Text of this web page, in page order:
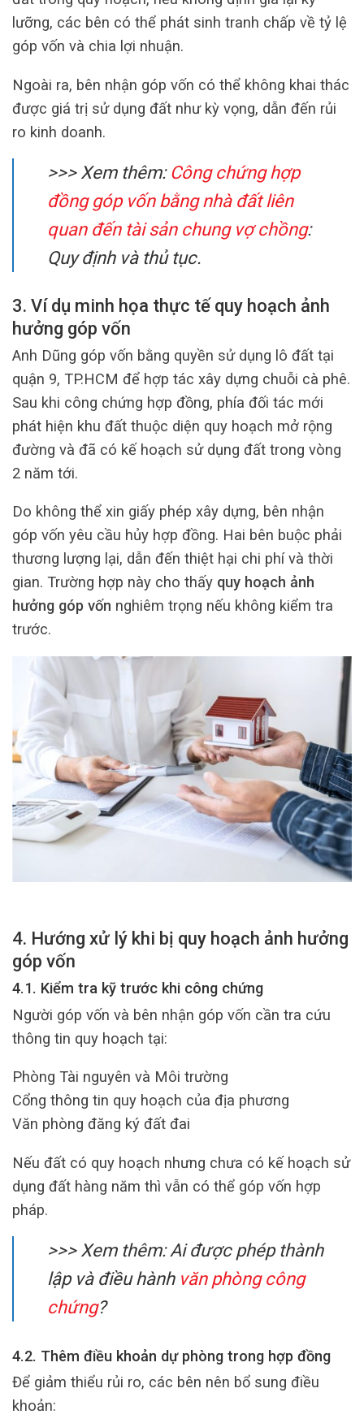
lưỡng, các bên có thể phát sinh tranh chấp về tỷ lệ
góp vốn và chia lợi nhuận.
Ngoài ra, bên nhận góp vốn có thể không khai thác
được giá trị sử dụng đất như kỳ vọng, dẫn đến rủi
ro kinh doanh.
>>> Xem thêm: Công chứng hợp
đồng góp vốn bằng nhà đất liên
quan đến tài sản chung vợ chồng:
Quy định và thủ tục.
3. Ví dụ minh họa thực tế quy hoạch ảnh
hưởng góp vốn
Anh Dũng góp vốn bằng quyền sử dụng lô đất tại
quận 9, TP.HCM để hợp tác xây dựng chuỗi cà phê.
Sau khi công chứng hợp đồng, phía đối tác mới
phát hiện khu đất thuộc diện quy hoạch mở rộng
đường và đã có kế hoạch sử dụng đất trong vòng
2 năm tới.
Do không thể xin giấy phép xây dựng, bên nhận
góp vốn yêu cầu hủy hợp đồng. Hai bên buộc phải
thương lượng lại, dẫn đến thiệt hại chi phí và thời
gian. Trường hợp này cho thấy quy hoạch ảnh
hưởng góp vốn nghiêm trọng nếu không kiểm tra
trước.
4. Hướng xử lý khi bị quy hoạch ảnh hưởng
góp vốn
4.1. Kiểm tra kỹ trước khi công chứng
Người góp vốn và bên nhận góp vốn cần tra cứu
thông tin quy hoạch tại:
Phòng Tài nguyên và Môi trường
Cổng thông tin quy hoạch của địa phương
Văn phòng đăng ký đất đai
Nếu đất có quy hoạch nhưng chưa có kế hoạch sử
dụng đất hàng năm thì vẫn có thể góp vốn hợp
pháp.
>>> Xem thêm: Ai được phép thành
lập và điều hành văn phòng công
chứng?
4.2. Thêm điều khoản dự phòng trong hợp đồng
Để giảm thiểu rủi ro, các bên nên bổ sung điều
khoản: